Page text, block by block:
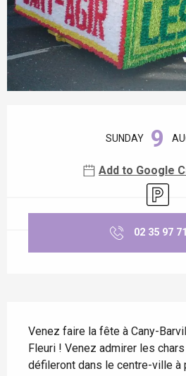
SUNDAY 9
Add to Google
Car park
02 35 97
Venez faire la fête à Cany-
Fleuri ! Venez admirer les
défileront dans le centre-ville à